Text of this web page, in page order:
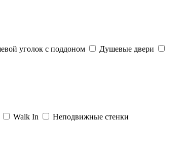
уголок с поддоном
Душевые двери
Walk In
Неподвижные стенки